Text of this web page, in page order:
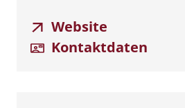
Website
Kontaktdaten